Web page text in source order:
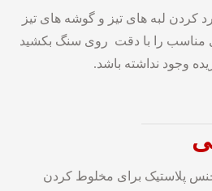
کردن لبه های تیز و گوشه های تیز
مناسب را با دقت روی سنگ بکشید
وجود نداشته باشد.
پلاستیک برای مخلوط کردن